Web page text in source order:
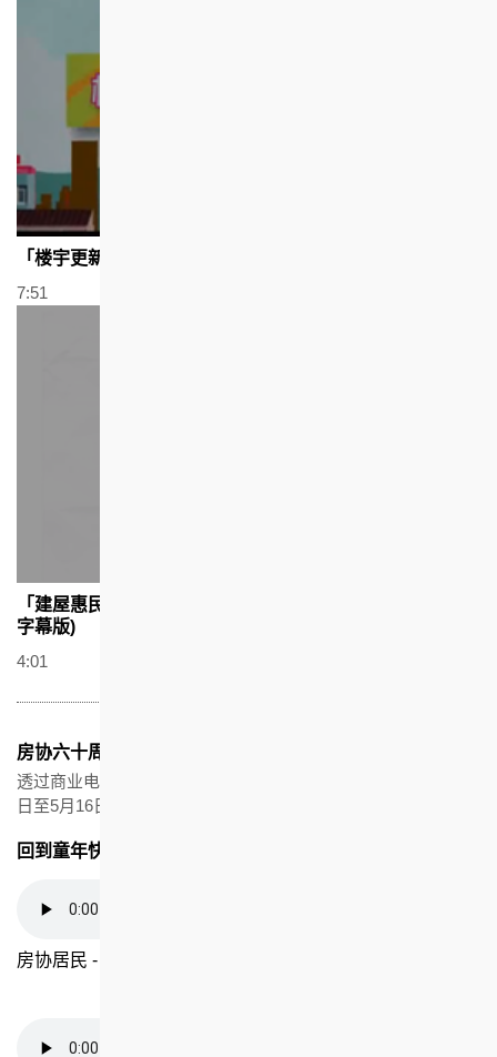
「楼宇更新大行动」三周年短片 (2012年)
7:51
「建屋惠民六十年 优化生活创明天」短片 (2008年) (简体
字幕版)
4:01
房协六十周年电台推广节目 (2008年)
透过商业电台节目介绍房协六十年社会贡献，并于2008年4月7
日至5月16日播出。
回到童年快乐时代
房协居民 - Steven